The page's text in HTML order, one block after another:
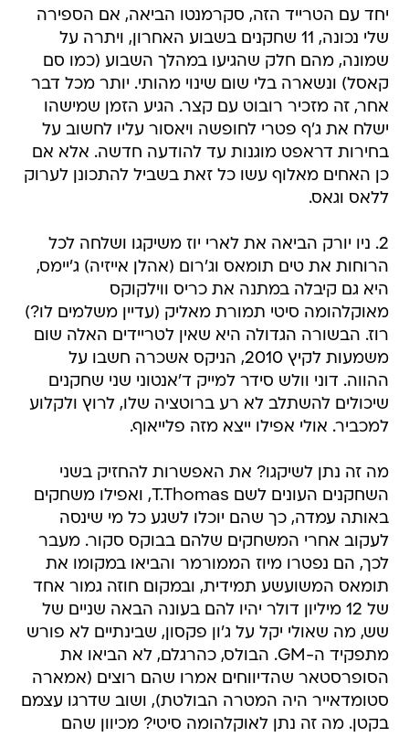
יחד עם הטרייד הזה, סקרמנטו הביאה, אם הספירה
שלי נכונה, 11 שחקנים בשבוע האחרון, ויתרה על
שמונה, מהם חלק שהגיעו במהלך השבוע (כמו סם
קאסל) ונשארה בלי שום שינוי מהותי. יותר מכל דבר
אחר, זה מזכיר רובוט עם קצר. הגיע הזמן שמישהו
ישלח את ג'ף פטרי לחופשה ויאסור עליו לחשוב על
בחירות דראפט מוגנות עד להודעה חדשה. אלא אם
כן האחים מאלוף עשו כל זאת בשביל להתכונן לערוק
ללאס וגאס.
2. ניו יורק הביאה את לארי יוז משיקגו ושלחה לכל
הרוחות את טים תומאס וג'רום (אהלן אייזיה) ג'יימס,
היא גם קיבלה במתנה את כריס ווילקוקס
מאוקלהומה סיטי תמורת מאליק (עדיין משלמים לו?)
רוז. הבשורה הגדולה היא שאין לטריידים האלה שום
משמעות לקיץ 2010, הניקס אשכרה חשבו על
ההווה. דוני וולש סידר למייק ד'אנטוני שני שחקנים
שיכולים להשתלב לא רע ברוטציה שלו, לרוץ ולקלוע
למכביר. אולי אפילו ייצא מזה פלייאוף.
מה זה נתן לשיקגו? את האפשרות להחזיק בשני
השחקנים העונים לשם T.Thomas, ואפילו משחקים
באותה עמדה, כך שהם יוכלו לשגע כל מי שינסה
לעקוב אחרי המשחקים שלהם בבוקס סקור. מעבר
לכך, הם נפטרו מיוז הממורמר והביאו במקומו את
תומאס המשועשע תמידית, ובמקום חוזה גמור אחד
של 12 מיליון דולר יהיו להם בעונה הבאה שניים של
שש, מה שאולי יקל על ג'ון פקסון, שבינתיים לא פורש
מתפקיד ה-GM. הבולס, כהרגלם, לא הביאו את
הסופרסטאר שהדיווחים אמרו שהם רוצים (אמארה
סטומדאייר היה המטרה הבולטת), ושוב שדרגו עצמם
בקטן. מה זה נתן לאוקלהומה סיטי? מכיוון שהם